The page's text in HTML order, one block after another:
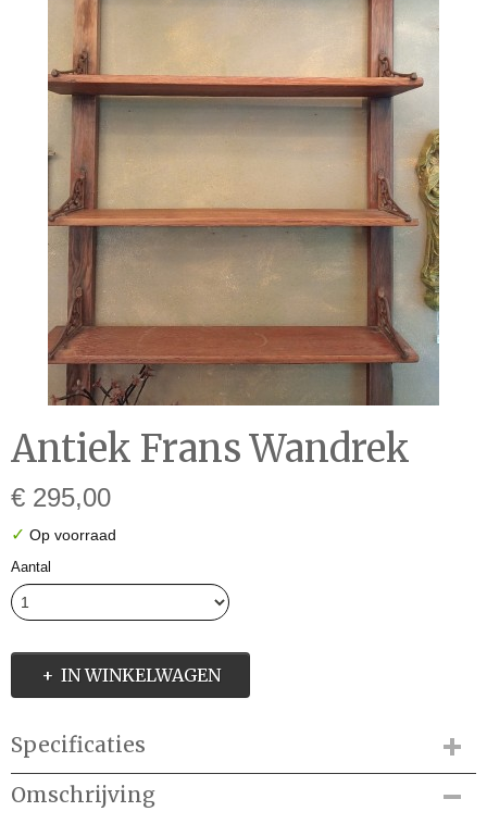
Antiek Frans Wandrek
€ 295,00
✓ Op voorraad
Aantal
IN WINKELWAGEN
Specificaties
Productcode
AMM100002
Omschrijving